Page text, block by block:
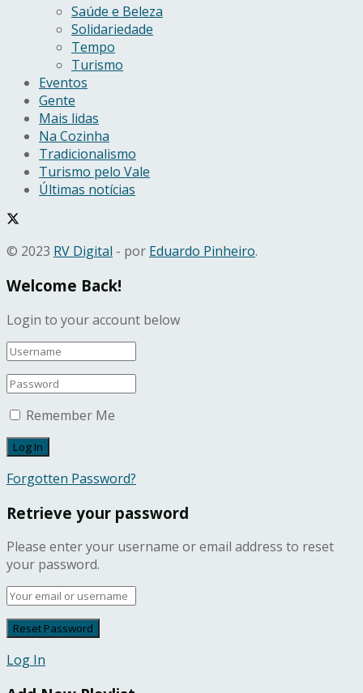
Saúde e Beleza
Solidariedade
Tempo
Turismo
Eventos
Gente
Mais lidas
Na Cozinha
Tradicionalismo
Turismo pelo Vale
Últimas notícias
© 2023 RV Digital - por Eduardo Pinheiro.
Welcome Back!
Login to your account below
Remember Me
Forgotten Password?
Retrieve your password
Please enter your username or email address to reset
your password.
Log In